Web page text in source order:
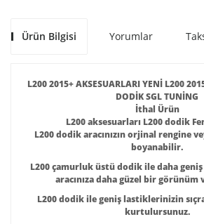
Ürün Bilgisi Yorumlar
L200 2015+ AKSESUARLARI YENİ L200
DODİK SGL TUNİNG
İthal Ürün
L200 aksesuarları L200 dodik
L200 dodik aracınızın orjinal rengine
boyanabilir.
L200 çamurluk üstü dodik ile daha geniş
aracınıza daha güzel bir
L200 dodik ile geniş lastiklerinizin
kurtulursunuz.